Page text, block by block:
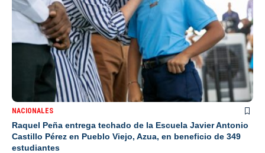
NACIONALES
Raquel Peña entrega techado de la Escuela Javier Antonio
Castillo Pérez en Pueblo Viejo, Azua, en beneficio de 349
estudiantes